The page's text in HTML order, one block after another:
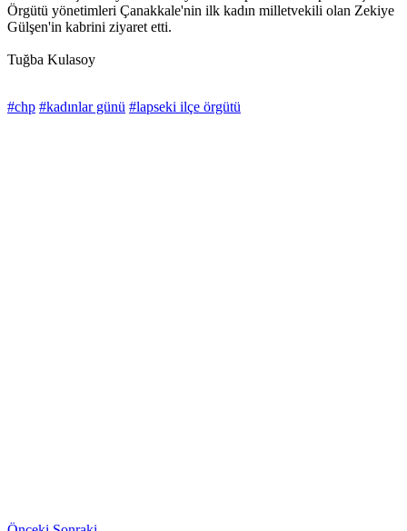
Örgütü yönetimleri Çanakkale'nin ilk kadın milletvekili olan Zekiye
Gülşen'in kabrini ziyaret etti.
Tuğba Kulasoy
#chp #kadınlar günü #lapseki ilçe örgütü